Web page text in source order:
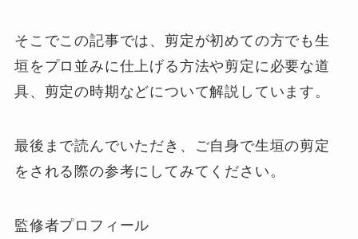
そこでこの記事では、剪定が初めての方でも生
垣をプロ並みに仕上げる方法や剪定に必要な道
具、剪定の時期などについて解説しています。
最後まで読んでいただき、ご自身で生垣の剪定
をされる際の参考にしてみてください。
監修者プロフィール